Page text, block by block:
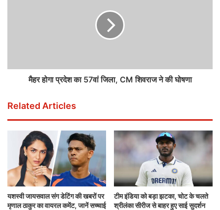
मैहर होगा प्रदेश का 57वां जिला, CM शिवराज ने की घोषणा
Related Articles
यशस्वी जायसवाल संग डेटिंग की खबरों पर
मृणाल ठाकुर का वायरल कमेंट, जानें सच्चाई
टीम इंडिया को बड़ा झटका, चोट के चलते
श्रीलंका सीरीज से बाहर हुए साई सुदर्शन